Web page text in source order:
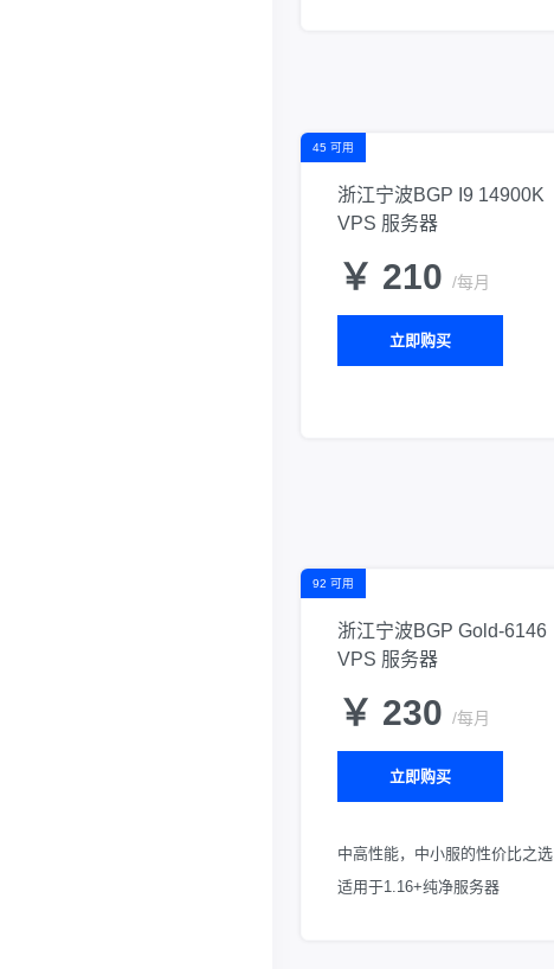
45 可用
浙江宁波BGP I9 14900K
VPS 服务器
￥ 210 /每月
立即购买
92 可用
浙江宁波BGP Gold-6146
VPS 服务器
￥ 230 /每月
立即购买
中高性能，中小服的性价比之选
适用于1.16+纯净服务器